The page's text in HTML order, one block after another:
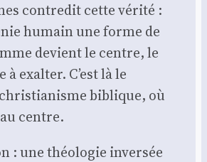
contre­dit cette véri­té :
humain une forme de
devient le centre, le
exal­ter. C’est là le
biblique, où
centre.
: une théo­lo­gie inver­sée